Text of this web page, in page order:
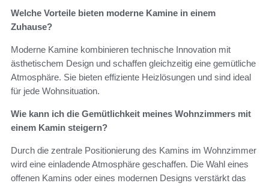
Welche Vorteile bieten moderne Kamine in einem
Zuhause?
Moderne Kamine kombinieren technische Innovation mit
ästhetischem Design und schaffen gleichzeitig eine gemütliche
Atmosphäre. Sie bieten effiziente Heizlösungen und sind ideal
für jede Wohnsituation.
Wie kann ich die Gemütlichkeit meines Wohnzimmers mit
einem Kamin steigern?
Durch die zentrale Positionierung des Kamins im Wohnzimmer
wird eine einladende Atmosphäre geschaffen. Die Wahl eines
offenen Kamins oder eines modernen Designs verstärkt das